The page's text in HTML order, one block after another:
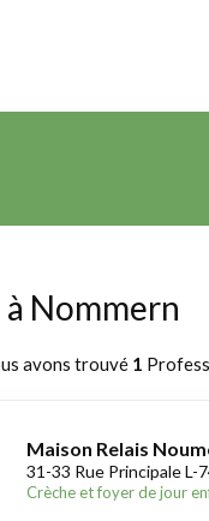
Nommern
avons trouvé 1
Maison Relais
31-33 Rue Principale L-
Crèche et foyer de jour